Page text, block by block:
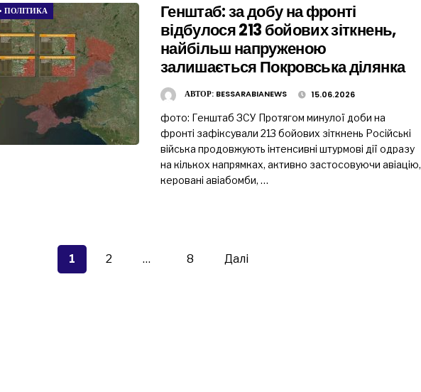
• ПОЛІТИКА
Генштаб: за добу на фронті
відбулося 213 бойових зіткнень,
найбільш напруженою
залишається Покровська ділянка
АВТОР: BESSARABIANEWS 15.06.2026
фото: Генштаб ЗСУ Протягом минулої доби на
фронті зафіксували 213 бойових зіткнень Російські
війська продовжують інтенсивні штурмові дії одразу
на кількох напрямках, активно застосовуючи авіацію,
керовані авіабомби, …
1 2 … 8 Далі